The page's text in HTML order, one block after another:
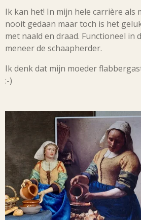
Ik kan het! In mijn hele carrière als
nooit gedaan maar toch is het
met naald en draad. Functioneel in
meneer de schaapherder.
Ik denk dat mijn moeder
:-)